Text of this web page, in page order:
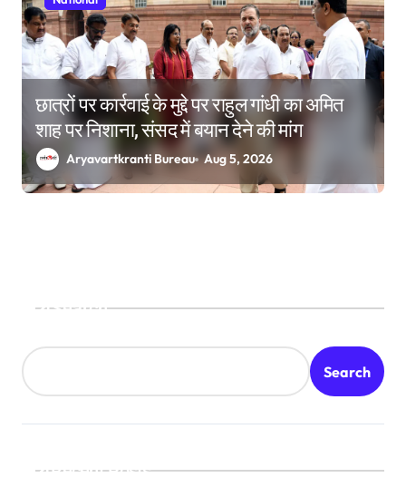
छात्रों पर कार्रवाई के मुद्दे पर राहुल गांधी का अमित
शाह पर निशाना, संसद में बयान देने की मांग
Aryavartkranti Bureau Aug 5, 2026
Search
Search
Recent Posts